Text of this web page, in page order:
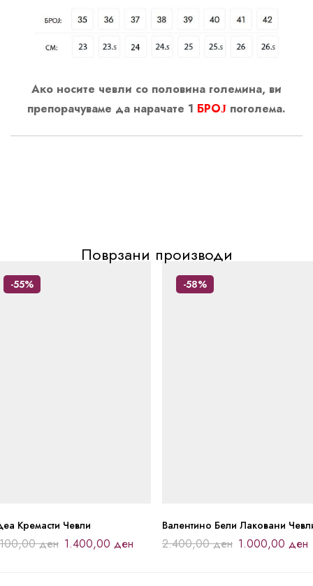
Ако носите чевли со половина големина, ви
препорачуваме да нарачате 1 БРОЈ поголема.
Поврзани производи
-55%
Кремасти Чевли
ден 1.400,00 ден
-58%
Валентино Бели Лаковани
2.400,00ден 1.000,00 ден